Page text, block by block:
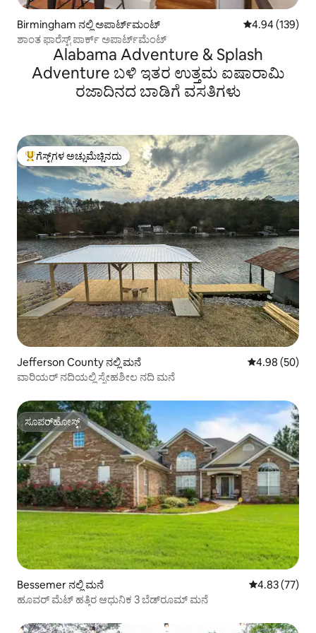
Birmingham ನಲ್ಲಿ ಅಪಾರ್ಟ್‌ಮಂಟ್ 5 ರಲ್ಲಿ 4.94
4.94 (139)
ಶಾಂತ ಫಾರೆಸ್ಟ್ ಪಾರ್ಕ್ ಅಪಾರ್ಟ್‌ಮೆಂಟ್
Alabama Adventure & Splash
Adventure ಬಳಿ ಇತರ ಉತ್ತಮ ಐಷಾರಾಮಿ
ರಜಾದಿನದ ಬಾಡಿಗೆ ವಸತಿಗಳು
ಗೆಸ್ಟ್‌ಗಳಿಗೆ ಅತಿ ಹೆಚ್ಚು ಅಚ್ಚುಮೆಚ್ಚಿನದು
ಗೆಸ್ಟ್‌ಗಳ ಅಚ್ಚುಮೆಚ್ಚಿನದು
Jefferson County ನಲ್ಲಿ ಮನೆ 5 ರಲ್ಲಿ 4.98
4.98 (50)
ವಾರಿಯರ್ ನದಿಯಲ್ಲಿ ಸ್ನೇಹಶೀಲ ನದಿ ಮನೆ
ಸೂಪರ್‌ಹೋಸ್ಟ್
ಸೂಪರ್‌ಹೋಸ್ಟ್
Bessemer ನಲ್ಲಿ ಮನೆ 5 ರಲ್ಲಿ 4.83
4.83 (77)
ಹೂವರ್ ಮೆಟ್ ಹತ್ತಿರ ಆಧುನಿಕ 3 ಬೆಡ್‌ರೂಮ್ ಮನೆ